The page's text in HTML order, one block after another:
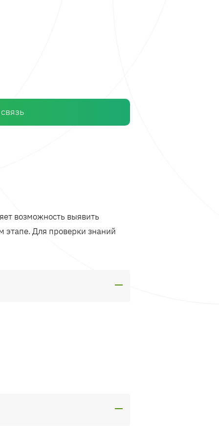
возможность выявить
этапе. Для проверки знаний